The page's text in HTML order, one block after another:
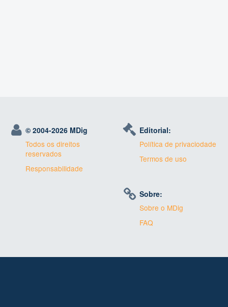
© 2004-2026 MDig
Todos os direitos
reservados
Responsabilidade
Editorial:
Política de privaciodade
Termos de uso
Sobre:
Sobre o MDig
FAQ